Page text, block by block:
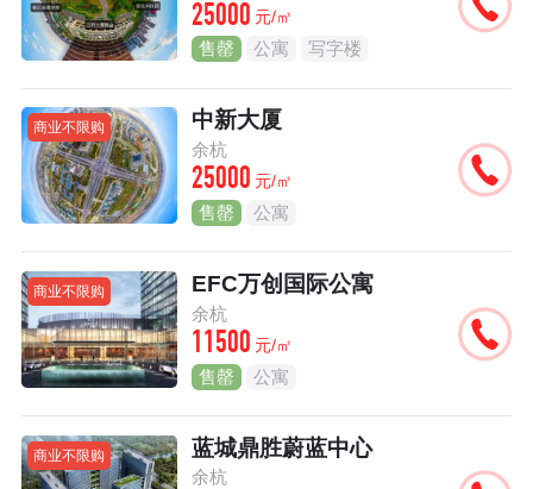
25000 元/㎡
售罄 公寓 写字楼
商业不限购 中新大厦
余杭
25000 元/㎡
售罄 公寓
商业不限购 EFC万创国际公寓
余杭
11500 元/㎡
售罄 公寓
商业不限购 蓝城鼎胜蔚蓝中心
余杭